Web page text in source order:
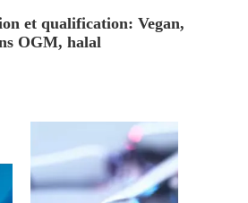
et qualification: Vegan,
OGM, halal